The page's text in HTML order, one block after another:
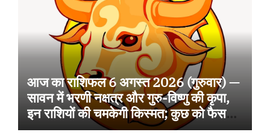
आज का राशिफल 6 अगस्त 2026 (गुरुवार) —
सावन में भरणी नक्षत्र और गुरु-विष्णु की कृपा,
इन राशियों की चमकेगी किस्मत; कुछ को फैसलों
में सतर्कता की सलाह